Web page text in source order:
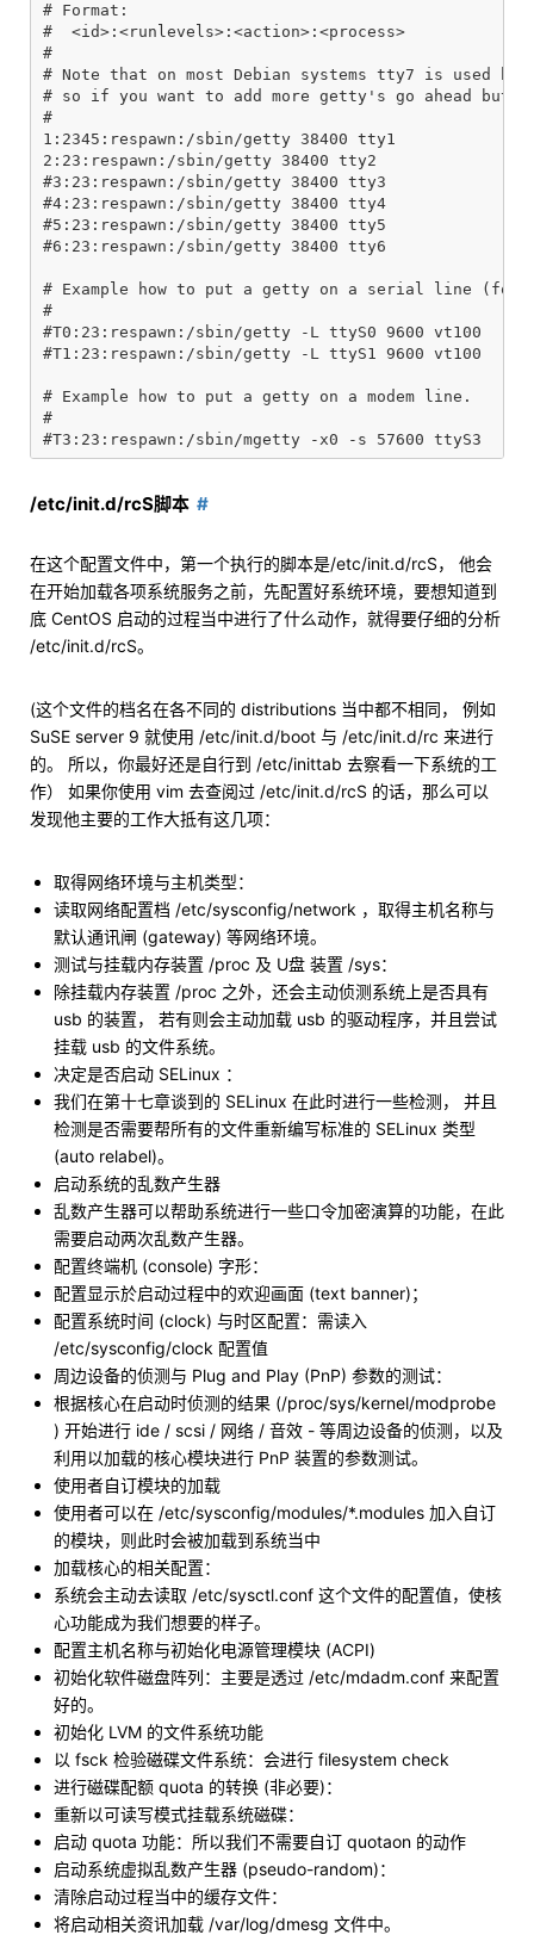
# Format:
#  <id>:<runlevels>:<action>:<process>
#
# Note that on most Debian systems tty7 is used by
# so if you want to add more getty's go ahead
#
1:2345:respawn:/sbin/getty 38400 tty1
2:23:respawn:/sbin/getty 38400 tty2
#3:23:respawn:/sbin/getty 38400 tty3
#4:23:respawn:/sbin/getty 38400 tty4
#5:23:respawn:/sbin/getty 38400 tty5
#6:23:respawn:/sbin/getty 38400 tty6
# Example how to put a getty on a serial line (for
#
#T0:23:respawn:/sbin/getty -L ttyS0 9600 vt100
#T1:23:respawn:/sbin/getty -L ttyS1 9600 vt100
# Example how to put a getty on a modem line.
#
/etc/init.d/rcS脚本
在这个配置文件中，第一个执行的脚本是/etc/init.d/rcS， 他会
在开始加载各项系统服务之前，先配置好系统环境，要想知道到
底 CentOS 启动的过程当中进行了什么动作，就得要仔细的分析
/etc/init.d/rcS。
(这个文件的档名在各不同的 distributions 当中都不相同， 例如
SuSE server 9 就使用 /etc/init.d/boot 与 /etc/init.d/rc 来进行
的。 所以，你最好还是自行到 /etc/inittab 去察看一下系统的工
作） 如果你使用 vim 去查阅过 /etc/init.d/rcS 的话，那么可以
发现他主要的工作大抵有这几项：
取得网络环境与主机类型：
读取网络配置档 /etc/sysconfig/network ，取得主机名称与
默认通讯闸 (gateway) 等网络环境。
测试与挂载内存装置 /proc 及 U盘 装置 /sys：
除挂载内存装置 /proc 之外，还会主动侦测系统上是否具有
usb 的装置， 若有则会主动加载 usb 的驱动程序，并且尝试
挂载 usb 的文件系统。
决定是否启动 SELinux ：
我们在第十七章谈到的 SELinux 在此时进行一些检测， 并且
检测是否需要帮所有的文件重新编写标准的 SELinux 类型
(auto relabel)。
启动系统的乱数产生器
乱数产生器可以帮助系统进行一些口令加密演算的功能，在此
需要启动两次乱数产生器。
配置终端机 (console) 字形：
配置显示於启动过程中的欢迎画面 (text banner)；
配置系统时间 (clock) 与时区配置：需读入
/etc/sysconfig/clock 配置值
周边设备的侦测与 Plug and Play (PnP) 参数的测试：
根据核心在启动时侦测的结果 (/proc/sys/kernel/modprobe
) 开始进行 ide / scsi / 网络 / 音效 - 等周边设备的侦测，以及
利用以加载的核心模块进行 PnP 装置的参数测试。
使用者自订模块的加载
使用者可以在 /etc/sysconfig/modules/*.modules 加入自订
的模块，则此时会被加载到系统当中
加载核心的相关配置：
系统会主动去读取 /etc/sysctl.conf 这个文件的配置值，使核
心功能成为我们想要的样子。
配置主机名称与初始化电源管理模块 (ACPI)
初始化软件磁盘阵列：主要是透过 /etc/mdadm.conf 来配置
好的。
初始化 LVM 的文件系统功能
以 fsck 检验磁碟文件系统：会进行 filesystem check
进行磁碟配额 quota 的转换 (非必要)：
重新以可读写模式挂载系统磁碟：
启动 quota 功能：所以我们不需要自订 quotaon 的动作
启动系统虚拟乱数产生器 (pseudo-random)：
清除启动过程当中的缓存文件：
将启动相关资讯加载 /var/log/dmesg 文件中。